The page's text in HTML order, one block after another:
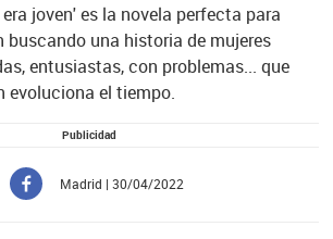
joven' es la novela perfecta para
buscando una historia de mujeres
entusiastas, con problemas... que
evoluciona el tiempo.
Publicidad
Madrid | 30/04/2022